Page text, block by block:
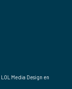
LOL Media Design en